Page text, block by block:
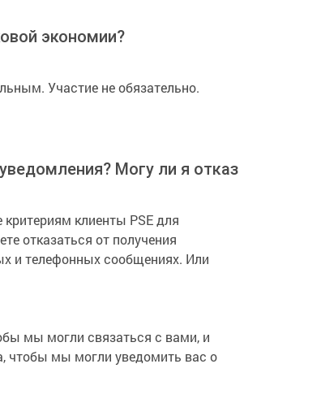
экономии?
Участие не обязательно.
Могу ли я отказаться от
клиенты PSE для
отказаться от получения
и телефонных сообщениях. Или
мы могли связаться с вами, и
чтобы мы могли уведомить вас о